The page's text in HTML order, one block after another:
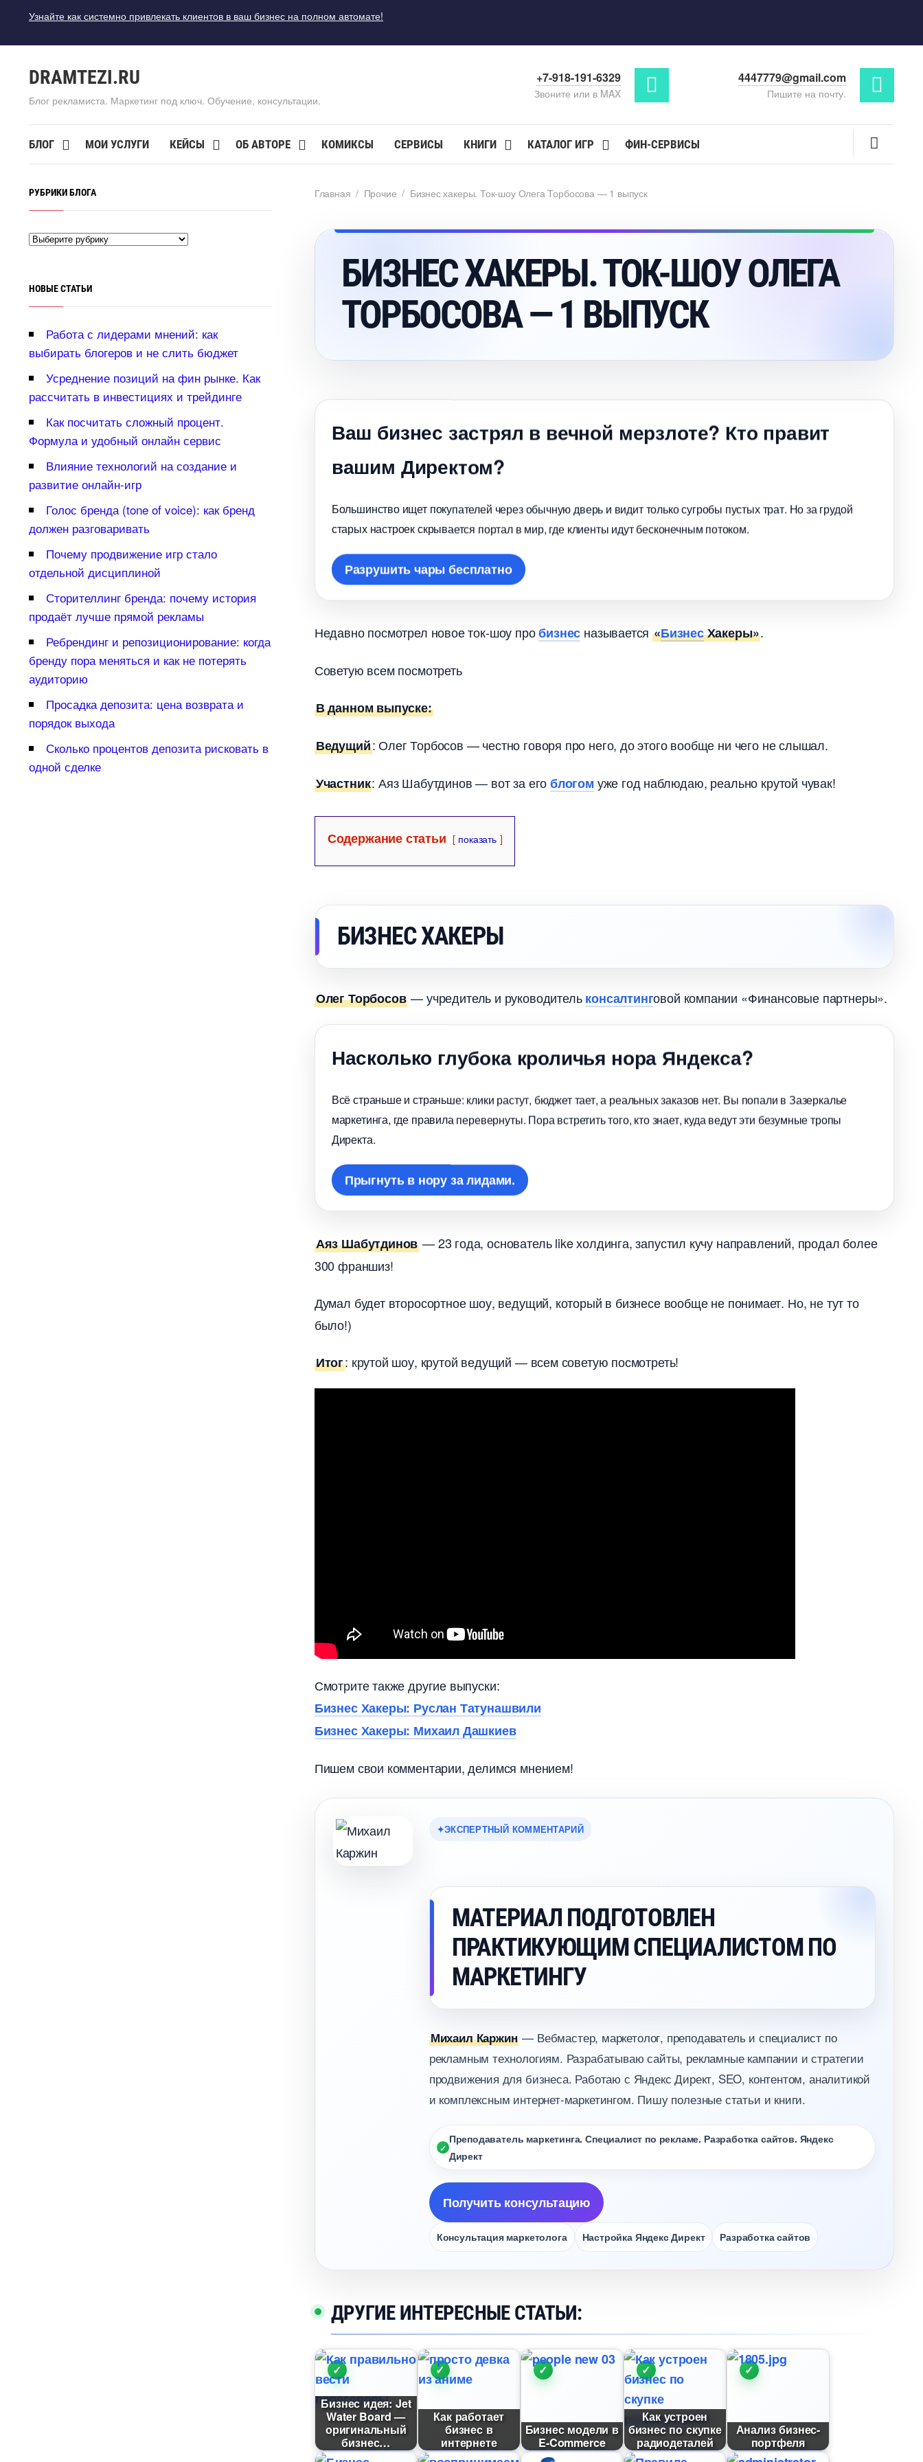
Узнайте как системно привлекать клиентов в ваш бизнес на полном автомате!
DRAMTEZI.RU
Блог рекламиста. Маркетинг под ключ. Обучение, консультации.
+7-918-191-6329
Звоните или в MAX
4447779@gmail.com
Пишите на почту.
БЛОГ МОИ УСЛУГИ КЕЙСЫ ОБ АВТОРЕ КОМИКСЫ СЕРВИСЫ КНИГИ КАТАЛОГ ИГР ФИН-СЕРВИСЫ
Главная / Прочие / Бизнес хакеры. Ток-шоу Олега Торбосова — 1 выпуск
БИЗНЕС ХАКЕРЫ. ТОК-ШОУ ОЛЕГА
ТОРБОСОВА — 1 ВЫПУСК
аш бизнес застрял в вечной мерзлоте? Кто правит
ашим Директом?
Большинство ищет покупателей через обычную дверь и видит только сугробы пустых трат. Но за грудой
старых настроек скрывается портал в мир, где клиенты идут бесконечным потоком.
Разрушить чары бесплатно
Недавно посмотрел новое ток-шоу произнес называется«БизнесХакеры».
Советую всем посмотреть
данном выпуске:
едущий: Олег Торбосов — честно говоря про него, до этого вообще ни чего не слышал.
Участник: Аяз Шабутдинов — вот за егологом уже год наблюдаю, реально крутой чувак!
Содержание статьи показать
БИЗНЕС ХАКЕРЫ
Олег Торбосо — учредитель и руководительконсалтиновой компании «Финансовые партнеры».
Насколько глубока кроличья нора Яндекса?
сё страньше и страньше: клики растут, бюджет тает, а реальных заказов нет. Вы попали в Зазеркалье
маркетинга, где правила перевернуты. Пора встретить того, кто знает, куда ведут эти безумные тропы
Директа.
Прыгнуть в нору за лидами.
Аяз Шабутдино — 23 года, основатель like холдинга, запустил кучу направлений, продал более
300 франшиз!
Думал будет второсортное шоу, ведущий, который в бизнесе вообще не понимает. Но, не тут то
ыло!)
Ито: крутой шоу, крутой ведущий — всем советую посмотреть!
Смотрите также другие выпуски:
Бизнес Хакеры: Руслан Татунашвили
Бизнес Хакеры: Михаил Дашкие
Пишем свои комментарии, делимся мнением!
ЭКСПЕРТНЫЙ КОММЕНТАРИЙ
МАТЕРИАЛ ПОДГОТОВЛЕН
ПРАКТИКУЮЩИМ СПЕЦИАЛИСТОМ ПО
МАРКЕТИНГУ
Михаил Каржин — Вебмастер, маркетолог, преподаватель и специалист по
рекламным технологиям. Разрабатываю сайты, рекламные кампании и стратегии
продвижения для бизнеса. Работаю с Яндекс Директ, SEO, контентом, аналитикой
и комплексным интернет-маркетингом. Пишу полезные статьи и книги.
Преподаватель маркетинга. Специалист по рекламе. Разработка сайтов. Яндекс
Директ
Получить консультацию
Консультация маркетолога Настройка Яндекс Директ Разработка сайто
ДРУГИЕ ИНТЕРЕСНЫЕ СТАТЬИ:
Бизнес идея: Jet
Water Board —
оригинальный
изнес
Как работает
изнес
интернете
Бизнес модели
E-Commerce
Как устроен
изнес по скупке
радиодеталей
Анализ бизнес-
портфеля
РУБРИКИ БЛОГА
НОВЫЕ СТАТЬИ
Работа с лидерами мнений: как
ыбирать блогеров и не слить бюджет
Усреднение позиций на фин рынке. Как
рассчитать в инвестициях и трейдинге
Как посчитать сложный процент.
Формула и удобный онлайн сервис
лияние технологий на создание и
развитие онлайн-игр
Голос бренда (tone of voice): как бренд
должен разговаривать
Почему продвижение игр стало
отдельной дисциплиной
Сторителлинг бренда: почему история
продаёт лучше прямой рекламы
Ребрендинг и репозиционирование: когда
ренду пора меняться и как не потерять
аудиторию
Просадка депозита: цена возврата и
порядок выхода
Сколько процентов депозита рисковать
одной сделке